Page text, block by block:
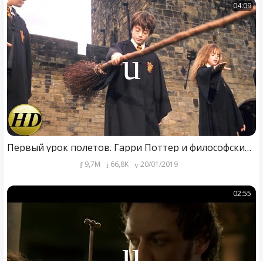
04:09
Первый урок полетов. Гарри Поттер и философский камень.
9,7M 66,8K 20/01/2019
02:55